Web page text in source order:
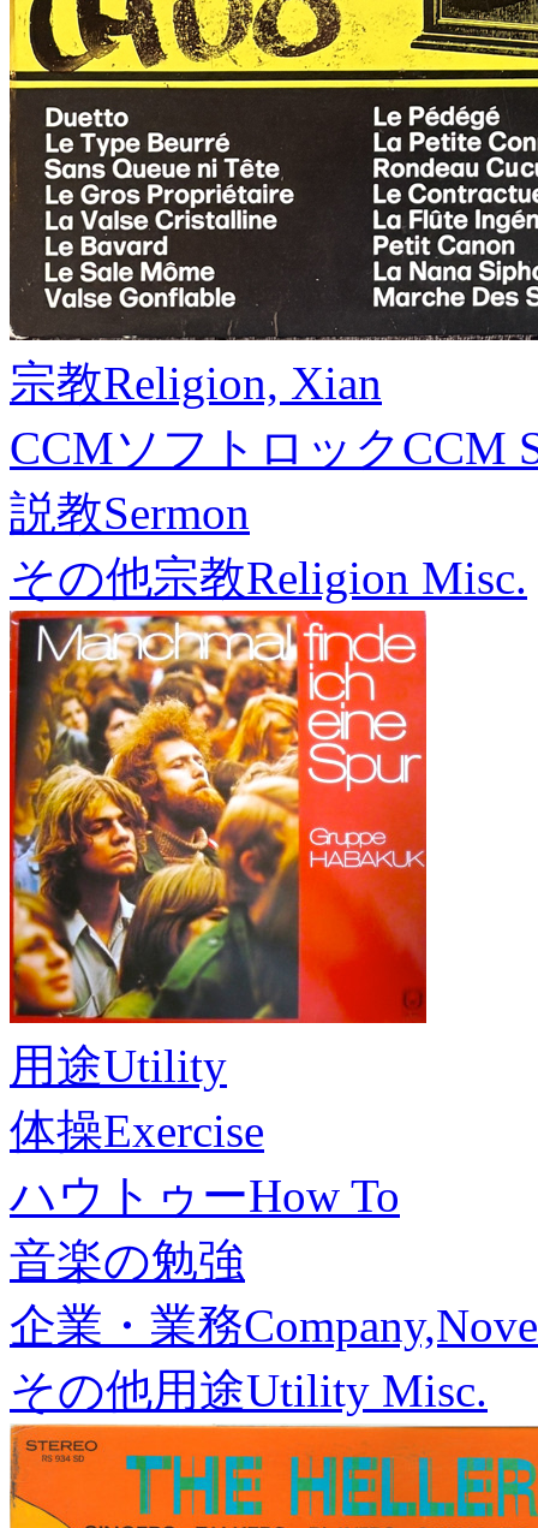
宗教Religion, Xian
CCMソフトロックCCM
説教Sermon
その他宗教Religion Misc.
用途Utility
体操Exercise
ハウトゥーHow To
音楽の勉強
企業・業務
その他用途Utility Misc.